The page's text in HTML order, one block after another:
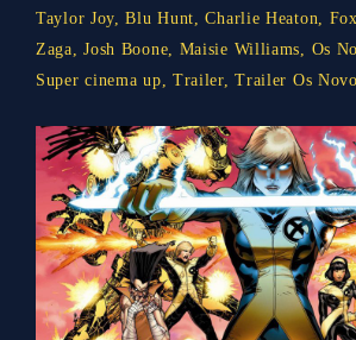
Taylor Joy ,Blu Hunt ,Charlie Heaton
Zaga ,Josh Boone Maisie Williams Os
Super cinema up
Trailer,Trailer Os